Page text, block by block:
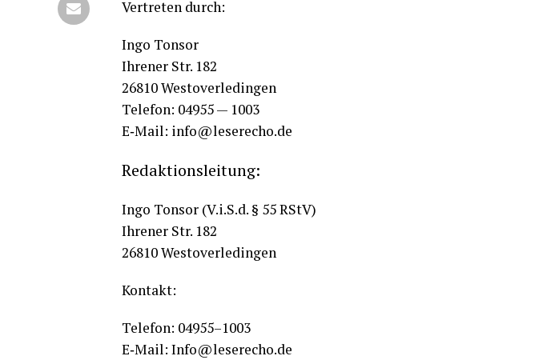
Ver­tre­ten durch:
Ingo Ton­sor
Ihre­ner Str. 182
26810 Wes­t­ov­er­le­din­gen
Tele­fon: 04955 — 1003
E‑Mail: info@leserecho.de
Redak­ti­ons­lei­tung:
Ingo Ton­sor (V.i.S.d. § 55 RStV)
Ihre­ner Str. 182
26810 Wes­t­ov­er­le­din­gen
Kon­takt:
Tele­fon: 04955–1003
E‑Mail: Info@leserecho.de